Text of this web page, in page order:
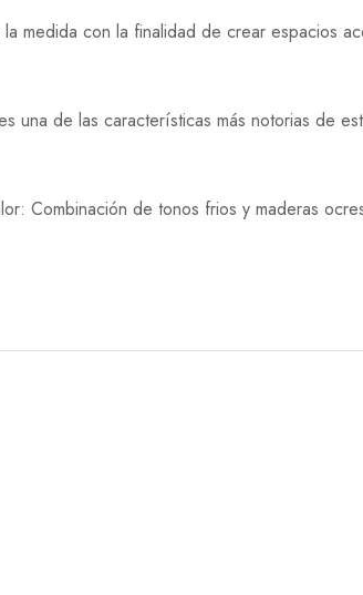
medida con la finalidad de crear espacios
una de las características más notorias de
Combinación de tonos frios y maderas